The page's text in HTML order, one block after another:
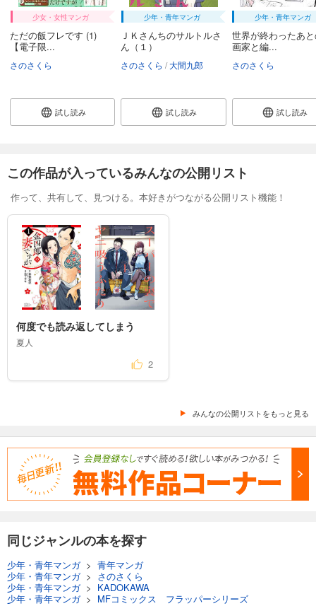
少女・女性マンガ
ただの飯フレです (1)
【電子限...
さのさくら
試し読み
少年・青年マンガ
ＪＫさんちのサルトルさ
ん（１）
さのさくら 大間九郎
試し読み
少年・青年マンガ
世界が終わったあ
画家と編...
さのさくら
試し読み
この作品が入っているみんなの公開リスト
作って、共有して、見つける。本好きがつながる公開リスト機能！
何度でも読み返してしまう
夏人
2
みんなの公開リストをもっと見る
同じジャンルの本を探す
少年・青年マンガ> 青年マンガ
少年・青年マンガ> さのさくら
少年・青年マンガ> KADOKAWA
少年・青年マンガ> MFコミックス フラッパーシリーズ